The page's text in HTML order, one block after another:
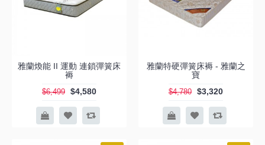
雅蘭煥能 II 運動 連鎖彈簧床
褥
$6,499 $4,580
雅蘭特硬彈簧床褥 - 雅蘭之
寶
$4,780 $3,320